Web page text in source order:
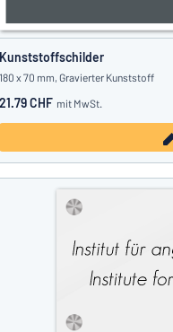
Kunststoffschilder
180 x 70 mm, Gravierter Kunststoff
21.79 CHF mit MwSt.